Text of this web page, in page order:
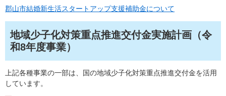
郡山市結婚新生活スタートアップ支援補助金について
地域少子化対策重点推進交付金実施計画（令
和8年度事業）
上記各種事業の一部は、国の地域少子化対策重点推進交付金を活用
しています。